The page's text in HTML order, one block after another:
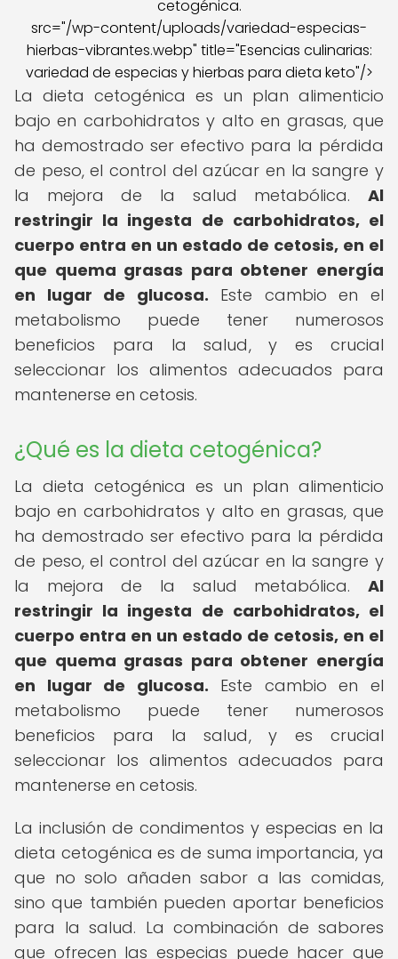
src="/wp-content/uploads/variedad-especias-
hierbas-vibrantes.webp" title="Esencias culinarias:
variedad de especias y hierbas para dieta keto"/>
La dieta cetogénica es un plan alimenticio
bajo en carbohidratos y alto en grasas, que
ha demostrado ser efectivo para la pérdida
de peso, el control del azúcar en la sangre y
la mejora de la salud metabólica. Al
restringir la ingesta de carbohidratos, el
cuerpo entra en un estado de cetosis, en el
que quema grasas para obtener energía
en lugar de glucosa. Este cambio en el
metabolismo puede tener numerosos
beneficios para la salud, y es crucial
seleccionar los alimentos adecuados para
mantenerse en cetosis.
¿Qué es la dieta cetogénica?
La dieta cetogénica es un plan alimenticio
bajo en carbohidratos y alto en grasas, que
ha demostrado ser efectivo para la pérdida
de peso, el control del azúcar en la sangre y
la mejora de la salud metabólica. Al
restringir la ingesta de carbohidratos, el
cuerpo entra en un estado de cetosis, en el
que quema grasas para obtener energía
en lugar de glucosa. Este cambio en el
metabolismo puede tener numerosos
beneficios para la salud, y es crucial
seleccionar los alimentos adecuados para
mantenerse en cetosis.
La inclusión de condimentos y especias en la
dieta cetogénica es de suma importancia, ya
que no solo añaden sabor a las comidas,
sino que también pueden aportar beneficios
para la salud. La combinación de sabores
que ofrecen las especias puede hacer que